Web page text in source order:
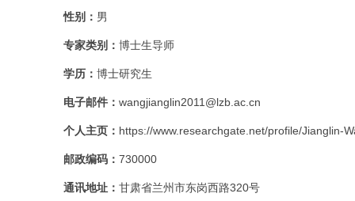
性别： 男
专家类别： 博士生导师
学历： 博士研究生
电子邮件： wangjianglin2011@lzb.ac.cn
个人主页： https://www.researchgate.net/profile/Jianglin-
邮政编码： 730000
通讯地址： 甘肃省兰州市东岗西路320号